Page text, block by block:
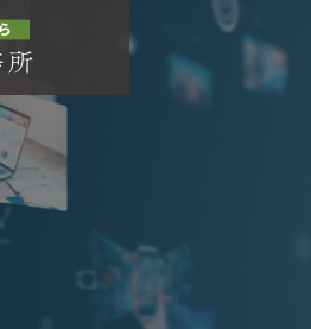
事務所概要